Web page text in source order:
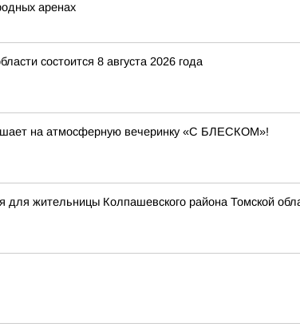
аренах
состоится 8 августа 2026 года
на атмосферную вечеринку «С БЛЕСКОМ»!
для жительницы Колпашевского района Томской